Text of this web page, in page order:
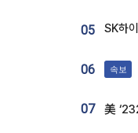
05
06 속보
07